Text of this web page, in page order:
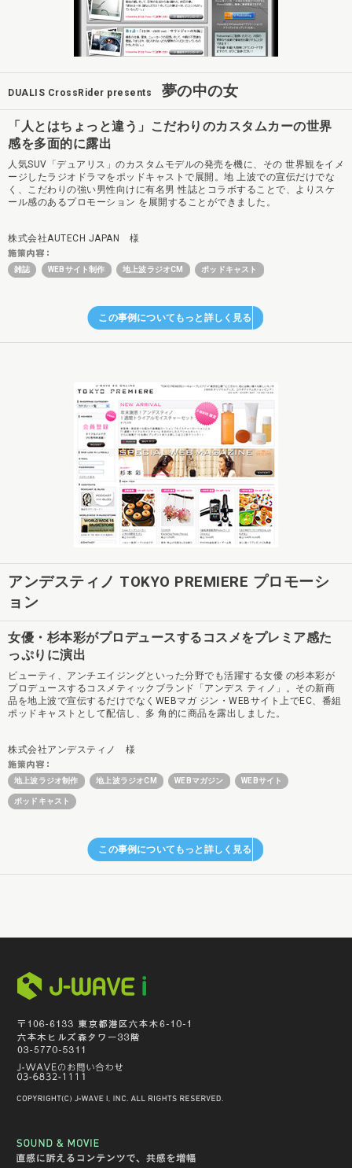
DUALIS CrossRider presents 夢の中の女
「人とはちょっと違う」こだわりのカスタムカーの世界
感を多面的に露出
人気SUV「デュアリス」のカスタムモデルの発売を機に、その 世界観をイメ
ージしたラジオドラマをポッドキャストで展開。地 上波での宣伝だけでな
く、こだわりの強い男性向けに有名男 性誌とコラボすることで、よりスケ
ール感のあるプロモーション を展開することができました。
株式会社AUTECH JAPAN 様
雑誌 WEBサイト制作 地上波ラジオCM ポッドキャスト
この事例についてもっと詳しく見る
アンデスティノ TOKYO PREMIERE プロモーシ
ョン
女優・杉本彩がプロデュースするコスメをプレミア感た
っぷりに演出
ビューティ、アンチエイジングといった分野でも活躍する女優 の杉本彩が
プロデュースするコスメティックブランド「アンデス ティノ」。その新商
品を地上波で宣伝するだけでなくWEBマガ ジン・WEBサイト上でEC、番組
ポッドキャストとして配信し、多 角的に商品を露出しました。
株式会社アンデスティノ 様
地上波ラジオ制作 地上波ラジオCM WEBマガジン WEBサイト
ポッドキャスト
この事例についてもっと詳しく見る